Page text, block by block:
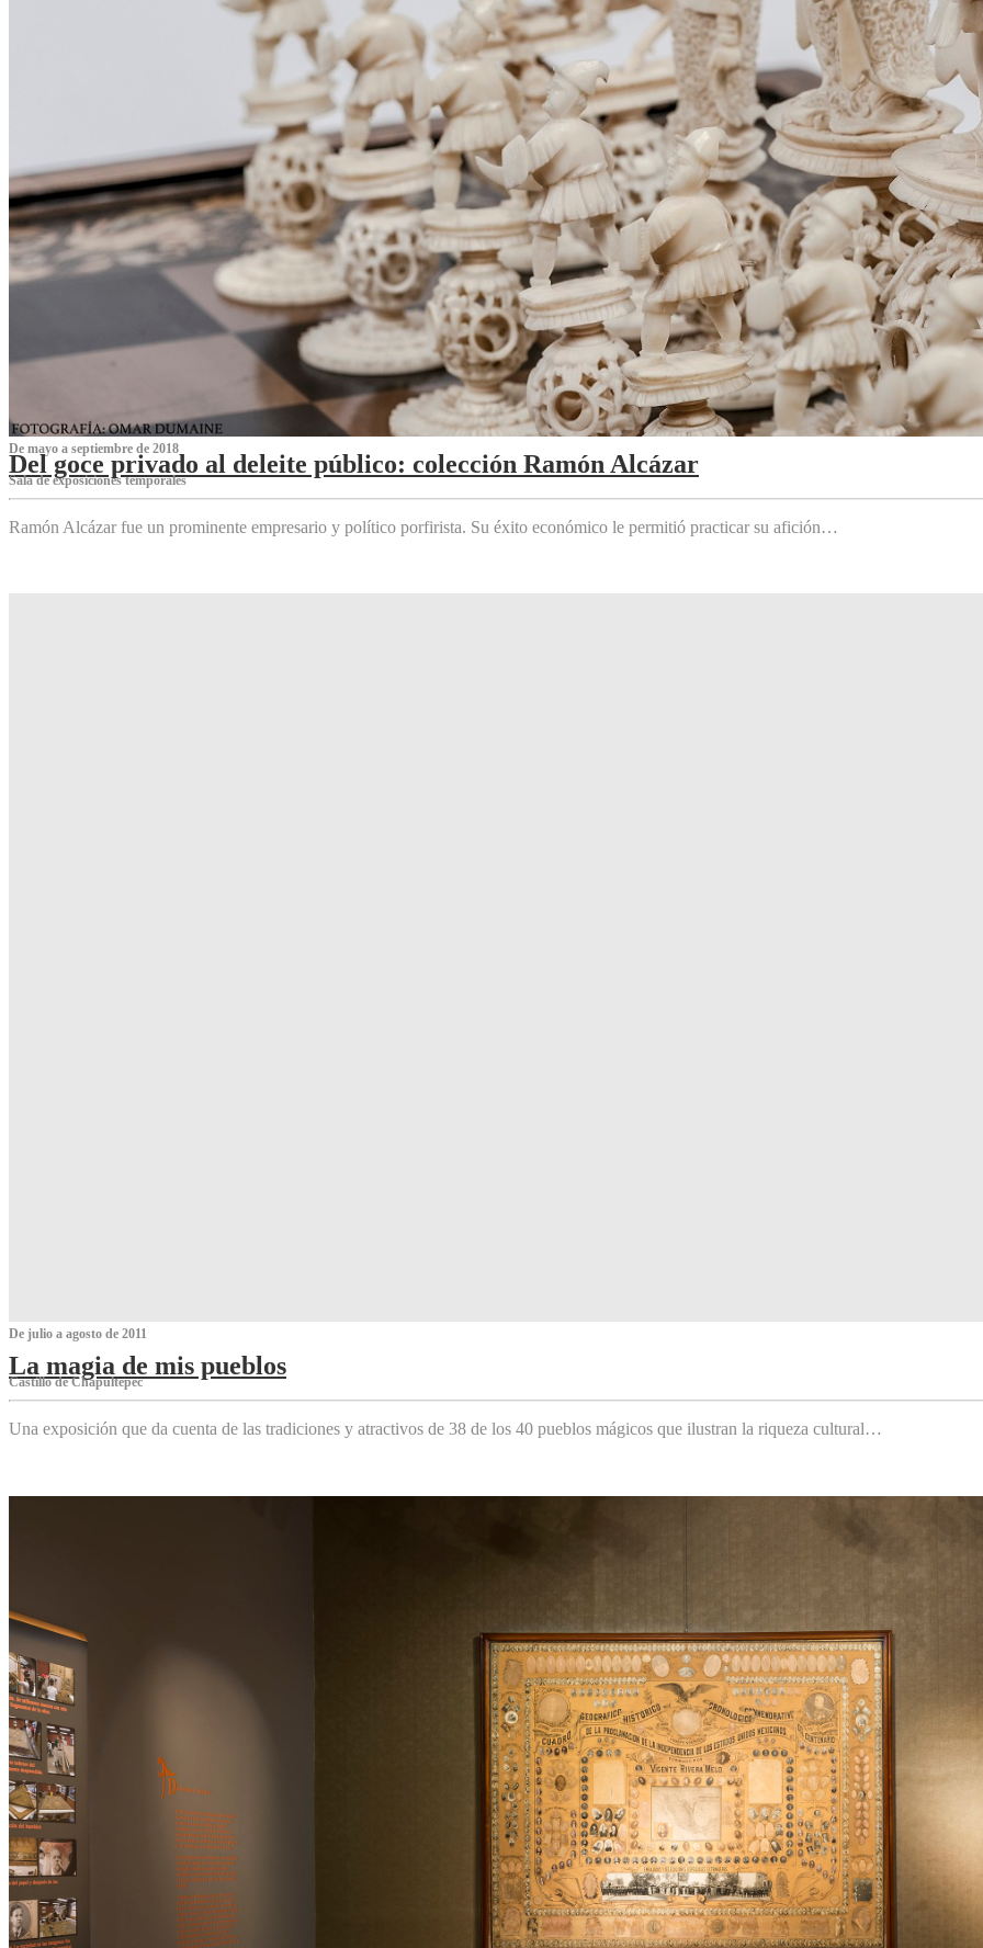
De mayo a septiembre de 2018
Del goce privado al deleite público: colección Ramón Alcázar
Sala de exposiciones temporales
Ramón Alcázar fue un prominente empresario y político porfirista. Su éxito económico le permitió practicar su afición…
De julio a agosto de 2011
La magia de mis pueblos
Castillo de Chapultepec
Una exposición que da cuenta de las tradiciones y atractivos de 38 de los 40 pueblos mágicos que ilustran la riqueza cultural…